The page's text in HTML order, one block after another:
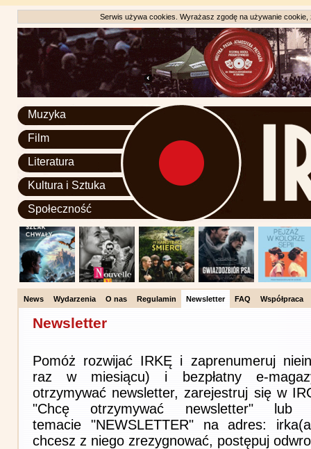
Serwis używa cookies. Wyrażasz zgodę na używanie
Muzyka
Film
Literatura
Kultura i Sztuka
Społeczność
News Wydarzenia O nas Regulamin Newsletter FAQ Współpraca
Newsletter
Pomóż rozwijać IRKĘ i zaprenumeruj
raz w miesiącu) i bezpłatny e-
otrzymywać newsletter, zarejestruj się w
"Chcę otrzymywać newsletter"
temacie "NEWSLETTER" na adres:
chcesz z niego zrezygnować, postępuj